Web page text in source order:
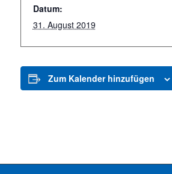
Datum:
31. August 2019
Zum Kalender hinzufügen